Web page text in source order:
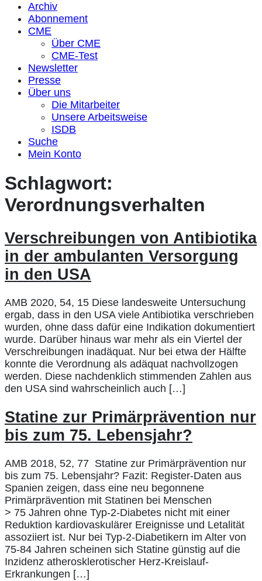
Archiv
Abonnement
CME
Über CME
CME-Test
Newsletter
Presse
Über uns
Die Mitarbeiter
Unsere Arbeitsweise
ISDB
Suche
Mein Konto
Schlagwort:
Verordnungsverhalten
Verschreibungen von Antibiotika
in der ambulanten Versorgung
in den USA
AMB 2020, 54, 15 Diese landesweite Untersuchung
ergab, dass in den USA viele Antibiotika verschrieben
wurden, ohne dass dafür eine Indikation dokumentiert
wurde. Darüber hinaus war mehr als ein Viertel der
Verschreibungen inadäquat. Nur bei etwa der Hälfte
konnte die Verordnung als adäquat nachvollzogen
werden. Diese nachdenklich stimmenden Zahlen aus
den USA sind wahrscheinlich auch […]
Statine zur Primärprävention nur
bis zum 75. Lebensjahr?
AMB 2018, 52, 77 Statine zur Primärprävention nur
bis zum 75. Lebensjahr? Fazit: Register-Daten aus
Spanien zeigen, dass eine neu begonnene
Primärprävention mit Statinen bei Menschen
> 75 Jahren ohne Typ-2-Diabetes nicht mit einer
Reduktion kardiovaskulärer Ereignisse und Letalität
assoziiert ist. Nur bei Typ-2-Diabetikern im Alter von
75-84 Jahren scheinen sich Statine günstig auf die
Inzidenz atherosklerotischer Herz-Kreislauf-
Erkrankungen […]